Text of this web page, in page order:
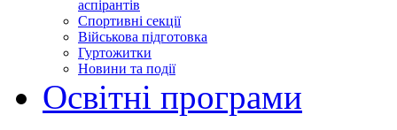
аспірантів
Спортивні секції
Військова підготовка
Гуртожитки
Новини та події
Освітні програми